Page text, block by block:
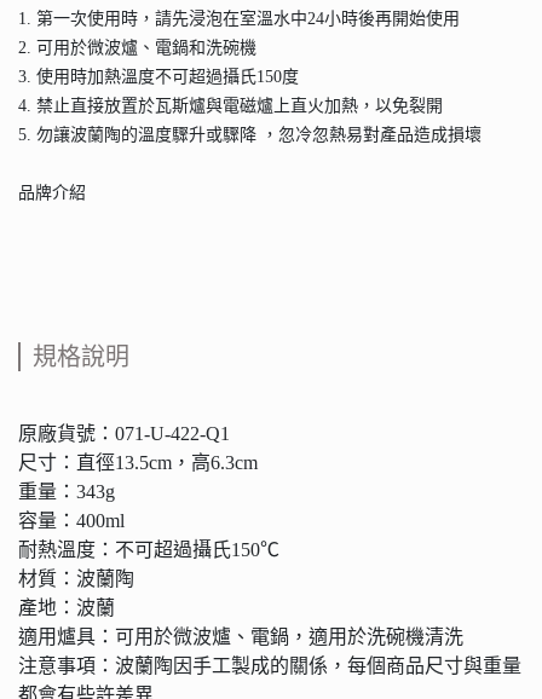
1. 第一次使用時，請先浸泡在室溫水中24小時後再開始使用
2. 可用於微波爐、電鍋和洗碗機
3. 使用時加熱溫度不可超過攝氏150度
4. 禁止直接放置於瓦斯爐與電磁爐上直火加熱，以免裂開
5. 勿讓波蘭陶的溫度驟升或驟降 ，忽冷忽熱易對產品造成損壞
品牌介紹
規格說明
原廠貨號：071-U-422-Q1
尺寸：直徑13.5cm，高6.3cm
重量：343g
容量：400ml
耐熱溫度：不可超過攝氏150℃
材質：波蘭陶
產地：波蘭
適用爐具：可用於微波爐、電鍋，適用於洗碗機清洗
注意事項：波蘭陶因手工製成的關係，每個商品尺寸與重量
都會有些許差異